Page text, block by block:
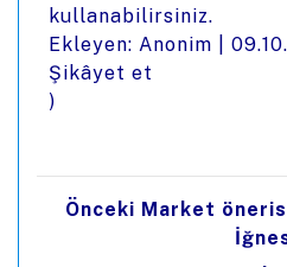
kullanabilirsiniz.
Ekleyen: Anonim |
Şikâyet et
)
Önceki Market